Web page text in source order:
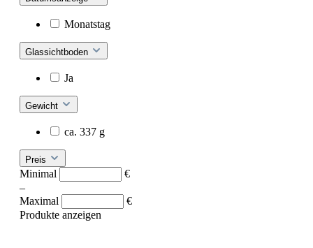
Monatstag
Glassichtboden
Ja
Gewicht
ca. 337 g
Preis
Minimal
€
–
Maximal
€
Produkte anzeigen